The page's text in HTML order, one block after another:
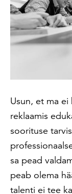
Usun, et ma
reklaamis
soorituse
sa pead
peab olema
talenti ei tee